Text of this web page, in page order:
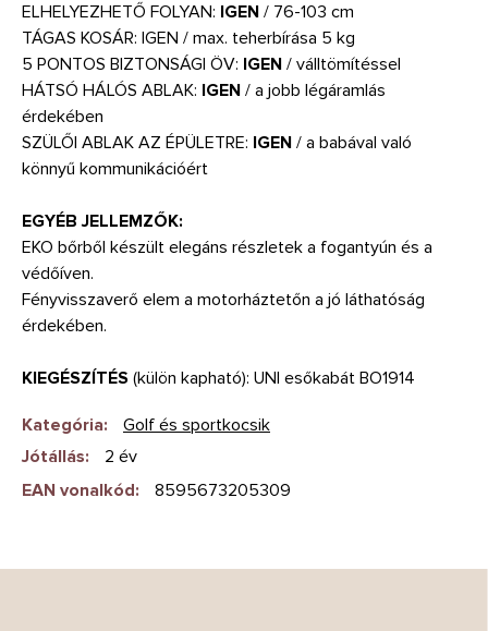
ELHELYEZHETŐ FOLYAN: IGEN / 76-103 cm
TÁGAS KOSÁR: IGEN / max. teherbírása 5 kg
5 PONTOS BIZTONSÁGI ÖV: IGEN / válltömítéssel
HÁTSÓ HÁLÓS ABLAK: IGEN / a jobb légáramlás
érdekében
SZÜLŐI ABLAK AZ ÉPÜLETRE: IGEN / a babával való
könnyű kommunikációért
EGYÉB JELLEMZŐK:
EKO bőrből készült elegáns részletek a fogantyún és a
védőíven.
Fényvisszaverő elem a motorháztetőn a jó láthatóság
érdekében.
KIEGÉSZÍTÉS (külön kapható): UNI esőkabát BO1914
Kategória:
Golf és sportkocsik
Jótállás:
2 év
EAN vonalkód: 8595673205309